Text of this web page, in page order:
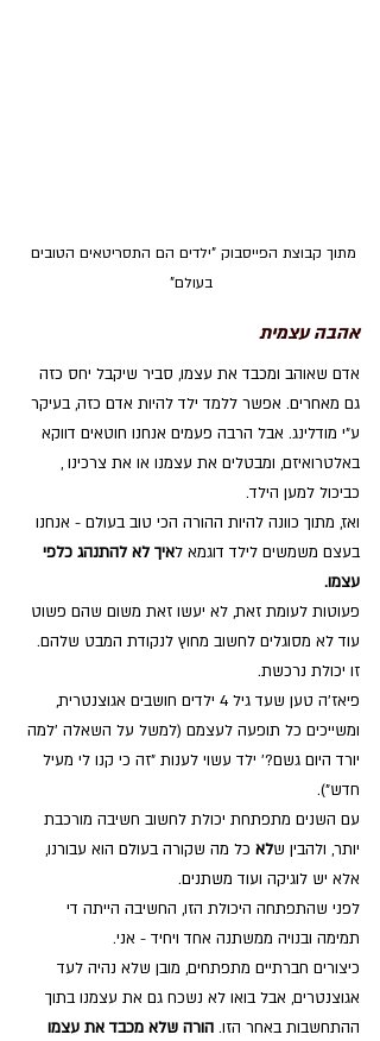
מתוך קבוצת הפייסבוק "ילדים הם התסריטאים הטובים
בעולם"
אהבה עצמית
אדם שאוהב ומכבד את עצמו, סביר שיקבל יחס כזה
גם מאחרים. אפשר ללמד ילד להיות אדם כזה, בעיקר
ע"י מודלינג. אבל הרבה פעמים אנחנו חוטאים דווקא
באלטרואיזם, ומבטלים את עצמנו או את צרכינו ,
כביכול למען הילד.
ואז, מתוך כוונה להיות ההורה הכי טוב בעולם - אנחנו
בעצם משמשים לילד דוגמא לאיך לא להתנהג כלפי
עצמו.
פעוטות לעומת זאת, לא יעשו זאת משום שהם פשוט
עוד לא מסוגלים לחשוב מחוץ לנקודת המבט שלהם.
זו יכולת נרכשת.
פיאז'ה טען שעד גיל 4 ילדים חושבים אגוצנטרית,
ומשייכים כל תופעה לעצמם (למשל על השאלה 'למה
יורד היום גשם?' ילד עשוי לענות "זה כי קנו לי מעיל
חדש").
עם השנים מתפתחת יכולת לחשוב חשיבה מורכבת
יותר, ולהבין שלא כל מה שקורה בעולם הוא עבורנו,
אלא יש לוגיקה ועוד משתנים.
לפני שהתפתחה היכולת הזו, החשיבה הייתה די
תמימה ובנויה ממשתנה אחד ויחיד - אני.
כיצורים חברתיים מתפתחים, מובן שלא נהיה לעד
אגוצנטרים, אבל בואו לא נשכח גם את עצמנו בתוך
ההתחשבות באחר הזו. הורה שלא מכבד את עצמו